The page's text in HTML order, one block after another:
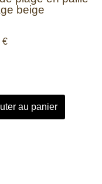
beige
€
au panier